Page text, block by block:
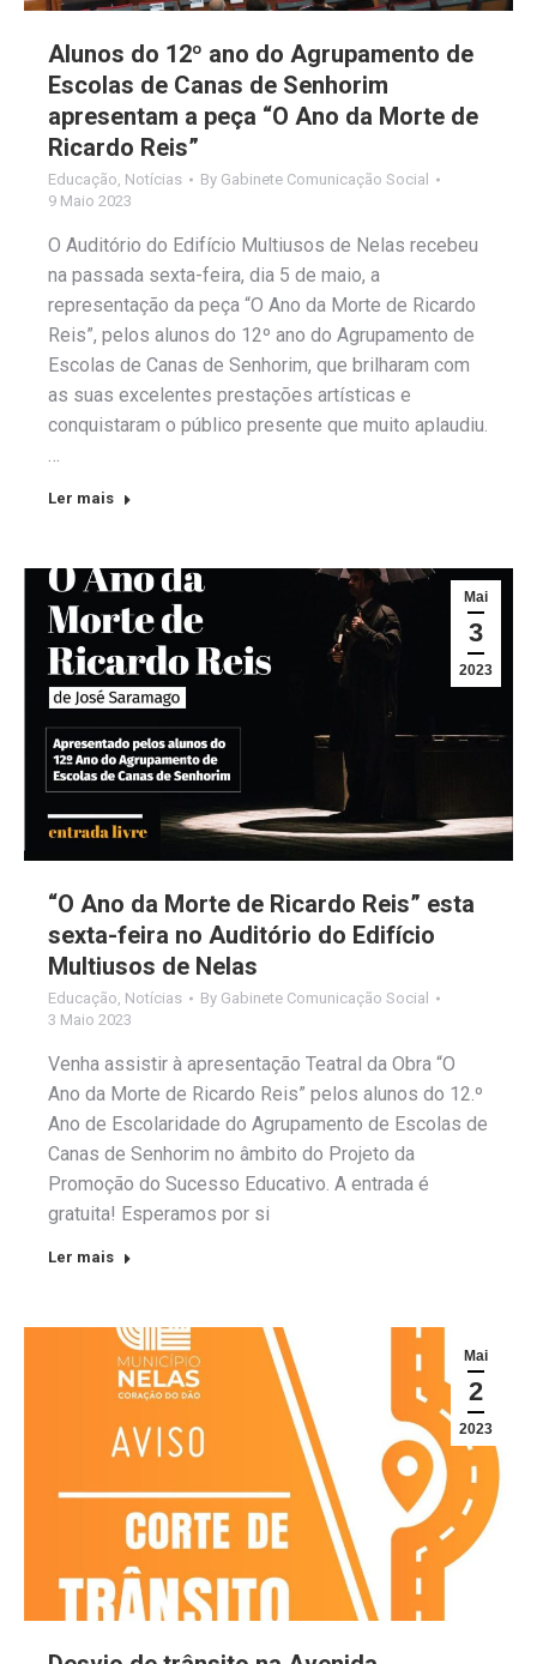
Alunos do 12º ano do Agrupamento de
Escolas de Canas de Senhorim
apresentam a peça “O Ano da Morte de
Ricardo Reis”
Educação Notícias By Gabinete Comunicação Social
9 Maio 2023
O Auditório do Edifício Multiusos de Nelas recebeu
na passada sexta-feira, dia 5 de maio, a
representação da peça “O Ano da Morte de Ricardo
Reis”, pelos alunos do 12º ano do Agrupamento de
Escolas de Canas de Senhorim, que brilharam com
as suas excelentes prestações artísticas e
conquistaram o público presente que muito aplaudiu.
Ler mais
Mai
3
2023
“O Ano da Morte de Ricardo Reis” esta
sexta-feira no Auditório do Edifício
Multiusos de Nelas
Educação Notícias By Gabinete Comunicação Social
3 Maio 2023
Venha assistir à apresentação Teatral da Obra “O
Ano da Morte de Ricardo Reis” pelos alunos do 12.º
Ano de Escolaridade do Agrupamento de Escolas de
Canas de Senhorim no âmbito do Projeto da
Promoção do Sucesso Educativo. A entrada é
gratuita! Esperamos por si
Ler mais
Mai
2
2023